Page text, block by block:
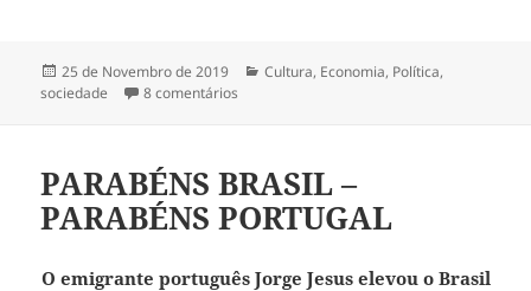
Publicado
a
25 de Novembro de 2019 Categorias
Cultura, Economia, Política,
sociedade
8 comentários
PARABÉNS BRASIL –
PARABÉNS PORTUGAL
O emigrante português Jorge Jesus elevou o Brasil